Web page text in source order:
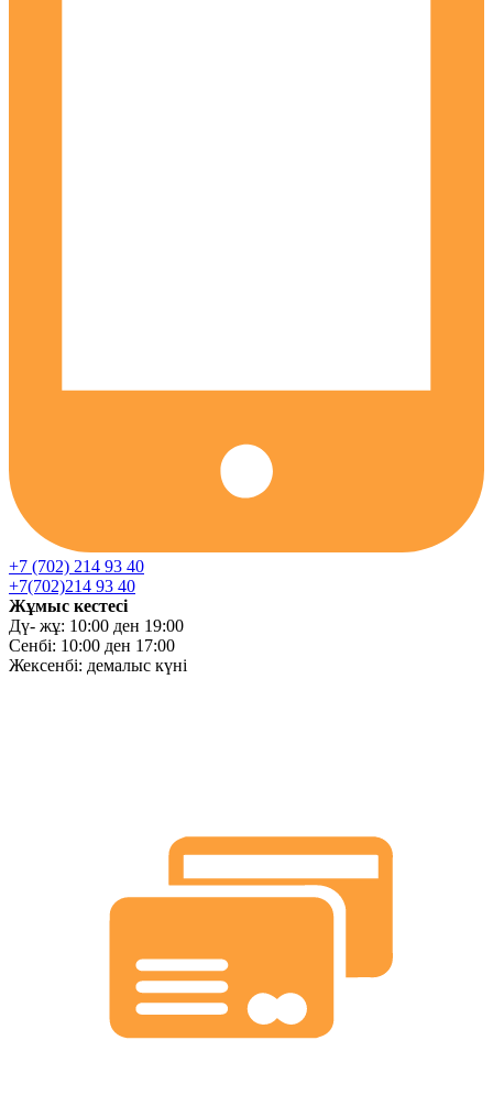
+7 (702) 214 93 40
+7(702)214 93 40
Жұмыс кестесі
Дү- жұ: 10:00 ден 19:00
Сенбі: 10:00 ден 17:00
Жексенбі: демалыс күні